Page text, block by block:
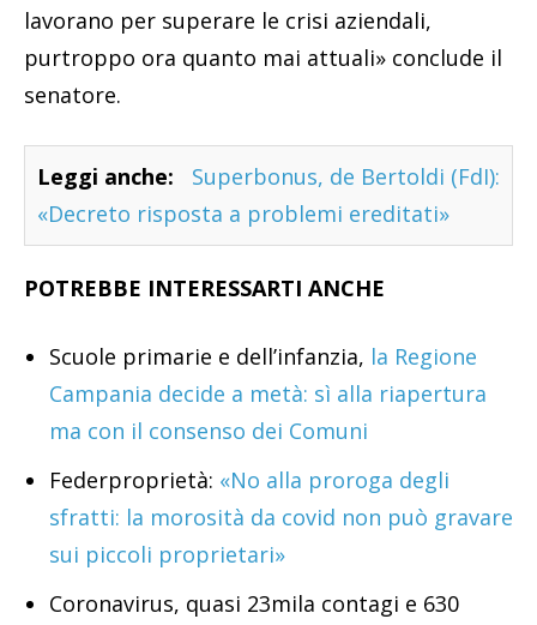
lavorano per superare le crisi aziendali,
purtroppo ora quanto mai attuali» conclude il
senatore.
Leggi anche:
Superbonus, de Bertoldi (FdI):
«Decreto risposta a problemi ereditati»
POTREBBE INTERESSARTI ANCHE
Scuole primarie e dell’infanzia, la Regione
Campania decide a metà: sì alla riapertura
ma con il consenso dei Comuni
Federproprietà: «No alla proroga degli
sfratti: la morosità da covid non può gravare
sui piccoli proprietari»
Coronavirus, quasi 23mila contagi e 630